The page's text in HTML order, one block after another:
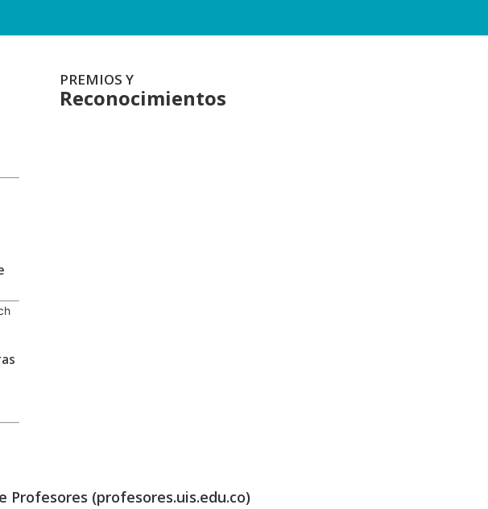
PREMIOS Y
Reconocimientos
(profesores.uis.edu.co)